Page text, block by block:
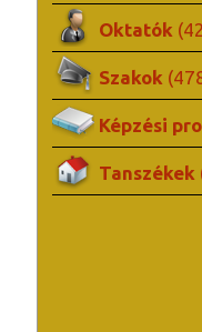
Oktatók
Szakok
Képzési
Tanszékek